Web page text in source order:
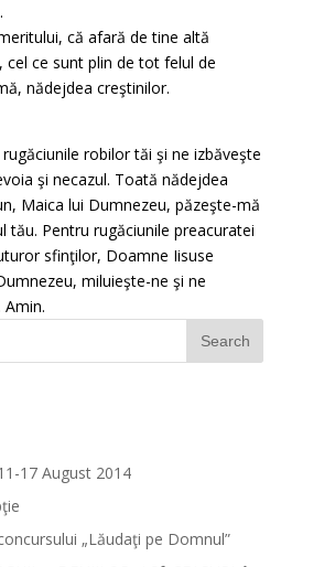
că afară de tine altă
cel ce sunt plin de tot felul de
nădejdea creştinilor.
robilor tăi şi ne izbăveşte
şi necazul. Toată nădejdea
Maica lui Dumnezeu, păzeşte-mă
tău. Pentru rugăciunile preacuratei
sfinţilor, Doamne Iisuse
miluieşte-ne şi ne
17 August 2014
„Lăudaţi pe Domnul”